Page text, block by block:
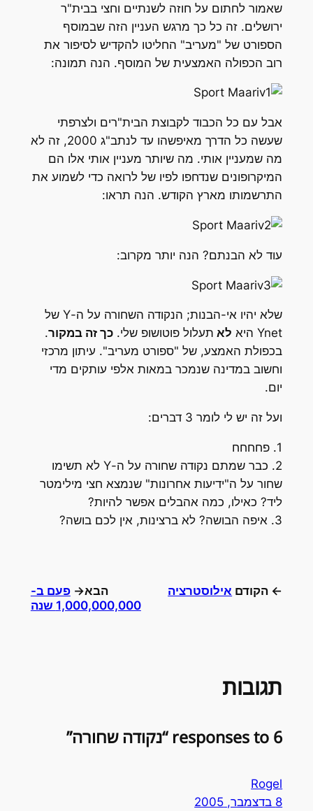
שאמור לחתום על חוזה לשנתיים וחצי בבית"ר
ירושלים. זה כל כך מרגש העניין הזה שבמוסף
הספורט של "מעריב" החליטו להקדיש לסיפור את
רוב הכפולה האמצעית של המוסף. הנה תמונה:
אבל עם כל הכבוד לקבוצת הבית"רים ולצרפתי
שעשה כל הדרך מאיפשהו עד לנתב"ג 2000, זה לא
מה שמעניין אותי. מה שיותר מעניין אותי אלו הם
המיקרופונים שנדחפו לפיו של לרואה כדי לשמוע את
התרשמותו מארץ הקודש. הנה תראו:
עוד לא הבנתם? הנה יותר מקרוב:
שלא יהיו אי-הבנות; הנקודה השחורה על ה-Y של
Ynet היא
לא תעלול פוטושופ שלי. כך זה במקור.
בכפולת האמצע, של "ספורט מעריב". עיתון מרכזי
וחשוב במדינה שנמכר במאות אלפי עותקים מדי
יום.
ועל זה יש לי לומר 3 דברים:
1. פחחחח
2. כבר שמתם נקודה שחורה על ה-Y לא תשימו
שחור על ה"ידיעות אחרונות" שנמצא חצי מילימטר
ליד? כאילו, כמה אהבלים אפשר להיות?
3. איפה הבושה? לא ברצינות, אין לכם בושה?
← הקודם אילוסטרציה הבא→ פעם ב-
1,000,000,000 שנה
תגובות
6 responses to “נקודה שחורה”
Rogel
8 בדצמבר, 2005